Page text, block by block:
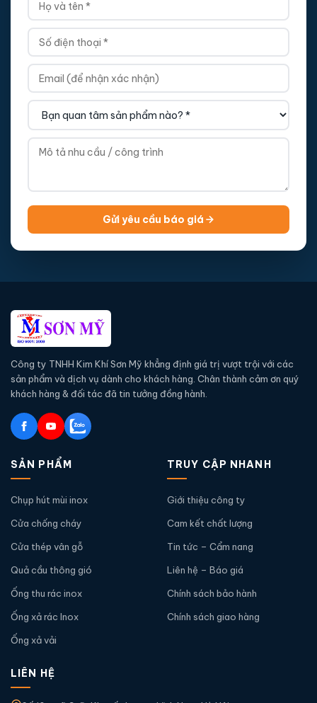
Gửi yêu cầu báo giá
Công ty TNHH Kim Khí Sơn Mỹ khẳng định giá trị vượt trội với các
sản phẩm và dịch vụ dành cho khách hàng. Chân thành cảm ơn quý
khách hàng & đối tác đã tin tưởng đồng hành.
SẢN PHẨM
Chụp hút mùi inox
Cửa chống cháy
Cửa thép vân gỗ
Quả cầu thông gió
Ống thu rác inox
Ống xả rác Inox
Ống xả vải
TRUY CẬP NHANH
Giới thiệu công ty
Cam kết chất lượng
Tin tức – Cẩm nang
Liên hệ – Báo giá
Chính sách bảo hành
Chính sách giao hàng
LIÊN HỆ